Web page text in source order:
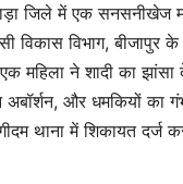
जिले में एक सनसनीखेज
विकास विभाग,
महिला ने शादी का झांसा
अबॉर्शन, और धमकियों का
थाना में शिकायत दर्ज